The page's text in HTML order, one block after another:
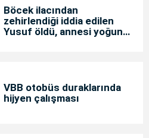
Böcek ilacından
zehirlendiği iddia edilen
Yusuf öldü, annesi yoğun
VBB otobüs duraklarında
hijyen çalışması